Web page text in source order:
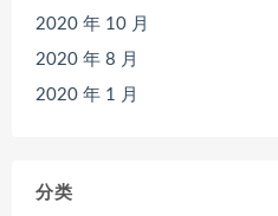
2020 年 10 月
2020 年 8 月
2020 年 1 月
分类